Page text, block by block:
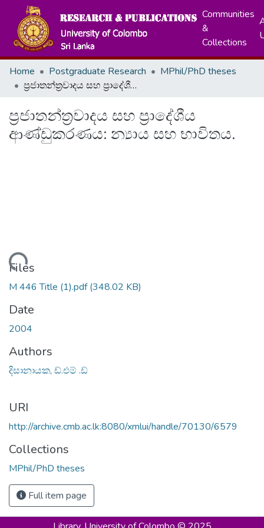
Communities
&
Collections
Home Postgraduate Research
MPhil/PhD theses
ප්‍රජාතන්ත්‍රවාදය සහ ප්‍රාදේශීය ආණ්ඩුකරණය: න්‍යාය සහ භාවිතය.
ප්‍රජාතන්ත්‍රවාදය සහ ප්‍රාදේශීය
ආණ්ඩුකරණය: න්‍යාය සහ භාවිතය.
Loading...
Files
M 446 Title (1).pdf(348.02 KB)
Date
2004
Authors
දිසානායක, ඩ්.එම් .ඩ්
URI
http://archive.cmb.ac.lk:8080/xmlui/handle/70130/6579
Collections
MPhil/PhD theses
Full item page